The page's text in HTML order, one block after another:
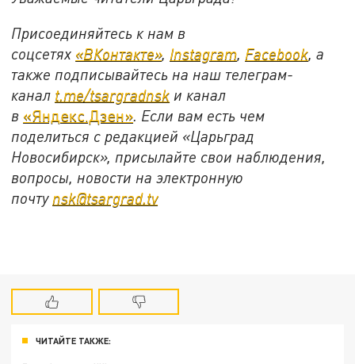
Присоединяйтесь к нам в
соцсетях «ВКонтакте», Instagram, Facebook, а
также подписывайтесь на наш телеграм-
канал t.me/tsargradnsk и канал
в «Яндекс.Дзен». Если вам есть чем
поделиться с редакцией «Царьград
Новосибирск», присылайте свои наблюдения,
вопросы, новости на электронную
почту nsk@tsargrad.tv
ЧИТАЙТЕ ТАКЖЕ: